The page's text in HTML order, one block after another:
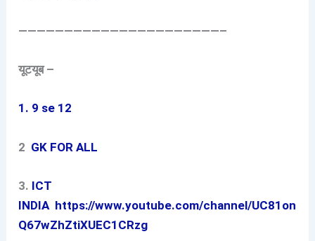
——————————————————————–
यूटयूब –
1. 9 se 12
2 GK FOR ALL
3. ICT
INDIA https://www.youtube.com/channel/UC81on
Q67wZhZtiXUEC1CRzg